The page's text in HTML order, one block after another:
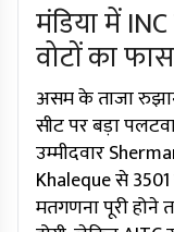
मंडिया में
वोटों का
असम के ताजा
सीट पर बड़ा
उम्मीदवार
Khaleque से
मतगणना पूरी होने